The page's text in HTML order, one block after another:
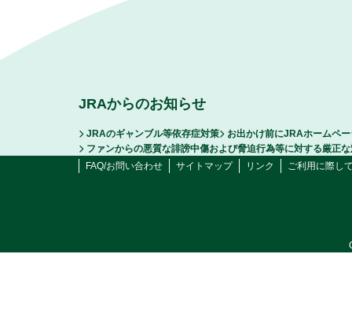
JRAからのお知らせ
JRAのギャンブル等依存症対策
お出かけ前にJRAホームペ
ファンからの悪質な誹謗中傷および脅迫行為等に対する厳正
FAQ/お問い合わせ
サイトマップ リンク ご利用に際し